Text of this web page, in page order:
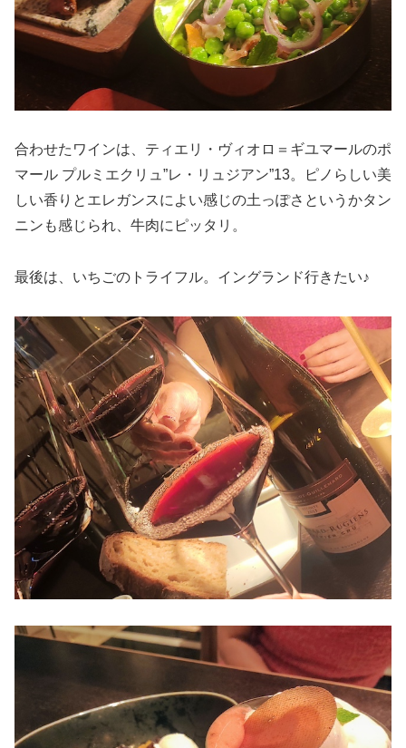
合わせたワインは、ティエリ・ヴィオロ＝ギユマールのポ
マール プルミエクリュ”レ・リュジアン”13。ピノらしい美
しい香りとエレガンスによい感じの土っぽさというかタン
ニンも感じられ、牛肉にピッタリ。
最後は、いちごのトライフル。イングランド行きたい♪